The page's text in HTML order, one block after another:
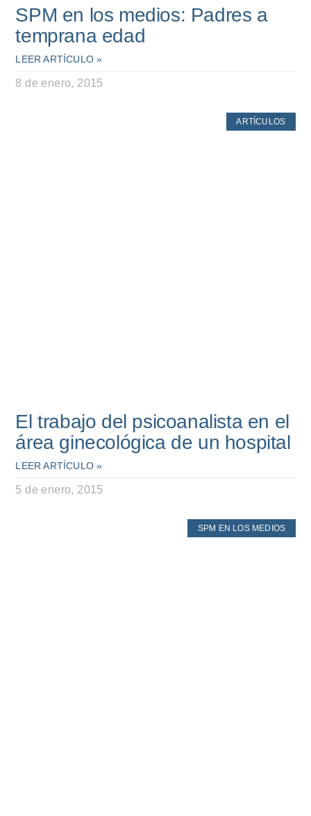
SPM en los medios: Padres a
temprana edad
LEER ARTÍCULO »
8 de enero, 2015
ARTÍCULOS
El trabajo del psicoanalista en el
área ginecológica de un hospital
LEER ARTÍCULO »
5 de enero, 2015
SPM EN LOS MEDIOS